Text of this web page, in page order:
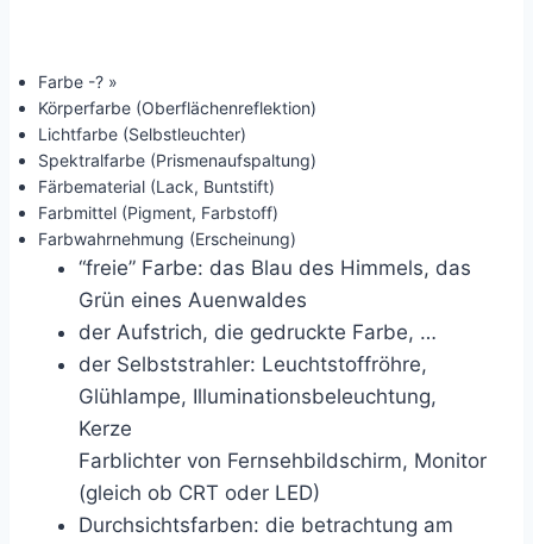
Farbe -? »
Körperfarbe (Oberflächenreflektion)
Lichtfarbe (Selbstleuchter)
Spektralfarbe (Prismenaufspaltung)
Färbematerial (Lack, Buntstift)
Farbmittel (Pigment, Farbstoff)
Farbwahrnehmung (Erscheinung)
“freie” Farbe: das Blau des Himmels, das
Grün eines Auenwaldes
der Aufstrich, die gedruckte Farbe, …
der Selbststrahler: Leuchtstoffröhre,
Glühlampe, Illuminationsbeleuchtung,
Kerze
Farblichter von Fernsehbildschirm, Monitor
(gleich ob CRT oder LED)
Durchsichtsfarben: die betrachtung am